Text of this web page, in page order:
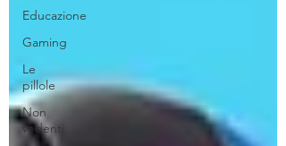
Educazione
Gaming
Le
pillole
Non
vedenti